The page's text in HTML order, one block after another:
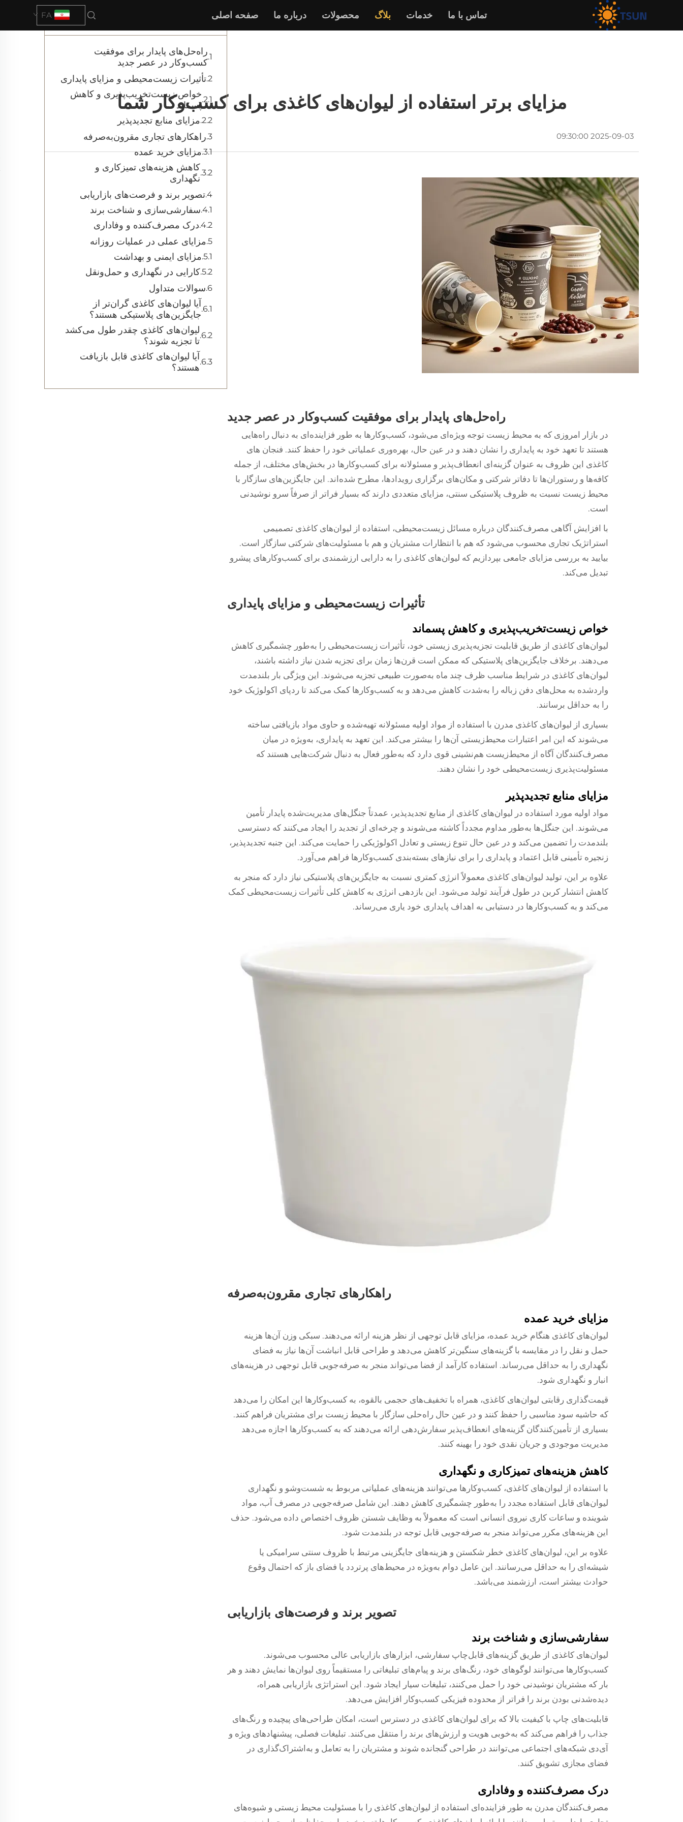
صفحه اصلی درباره ما محصولات بلاگ خدمات تماس با ما FA
مزایای برتر استفاده از لیوان‌های کاغذی برای کسب‌وکار شما
2025-09-03 09:30:00
راه‌حل‌های پایدار برای موفقیت کسب‌وکار در عصر جدید
در بازار امروزی که به محیط زیست توجه ویژه‌ای می‌شود، کسب‌وکارها به طور فزاینده‌ای به دنبال راه‌هایی
هستند تا تعهد خود به پایداری را نشان دهند و در عین حال، بهره‌وری عملیاتی خود را حفظ کنند. فنجان های
کاغذی این ظروف به عنوان گزینه‌ای انعطاف‌پذیر و مسئولانه برای کسب‌وکارها در بخش‌های مختلف، از جمله
کافه‌ها و رستوران‌ها تا دفاتر شرکتی و مکان‌های برگزاری رویدادها، مطرح شده‌اند. این جایگزین‌های سازگار با
محیط زیست نسبت به ظروف پلاستیکی سنتی، مزایای متعددی دارند که بسیار فراتر از صرفاً سرو نوشیدنی
است.
با افزایش آگاهی مصرف‌کنندگان درباره مسائل زیست‌محیطی، استفاده از لیوان‌های کاغذی تصمیمی
استراتژیک تجاری محسوب می‌شود که هم با انتظارات مشتریان و هم با مسئولیت‌های شرکتی سازگار است.
بیایید به بررسی مزایای جامعی بپردازیم که لیوان‌های کاغذی را به دارایی ارزشمندی برای کسب‌وکارهای پیشرو
تبدیل می‌کند.
تأثیرات زیست‌محیطی و مزایای پایداری
خواص زیست‌تخریب‌پذیری و کاهش پسماند
لیوان‌های کاغذی از طریق قابلیت تجزیه‌پذیری زیستی خود، تأثیرات زیست‌محیطی را به‌طور چشمگیری کاهش
می‌دهند. برخلاف جایگزین‌های پلاستیکی که ممکن است قرن‌ها زمان برای تجزیه شدن نیاز داشته باشند،
لیوان‌های کاغذی در شرایط مناسب ظرف چند ماه به‌صورت طبیعی تجزیه می‌شوند. این ویژگی بار بلندمدت
واردشده به محل‌های دفن زباله را به‌شدت کاهش می‌دهد و به کسب‌وکارها کمک می‌کند تا ردپای اکولوژیک خود
را به حداقل برسانند.
بسیاری از لیوان‌های کاغذی مدرن با استفاده از مواد اولیه مسئولانه تهیه‌شده و حاوی مواد بازیافتی ساخته
می‌شوند که این امر اعتبارات محیط‌زیستی آن‌ها را بیشتر می‌کند. این تعهد به پایداری، به‌ویژه در میان
مصرف‌کنندگان آگاه از محیط‌زیست هم‌نشینی قوی دارد که به‌طور فعال به دنبال شرکت‌هایی هستند که
مسئولیت‌پذیری زیست‌محیطی خود را نشان دهند.
مزایای منابع تجدیدپذیر
مواد اولیه مورد استفاده در لیوان‌های کاغذی از منابع تجدیدپذیر، عمدتاً جنگل‌های مدیریت‌شده پایدار تأمین
می‌شوند. این جنگل‌ها به‌طور مداوم مجدداً کاشته می‌شوند و چرخه‌ای از تجدید را ایجاد می‌کنند که دسترسی
بلندمدت را تضمین می‌کند و در عین حال تنوع زیستی و تعادل اکولوژیکی را حمایت می‌کند. این جنبه تجدیدپذیر،
زنجیره تأمینی قابل اعتماد و پایداری را برای نیازهای بسته‌بندی کسب‌وکارها فراهم می‌آورد.
علاوه بر این، تولید لیوان‌های کاغذی معمولاً انرژی کمتری نسبت به جایگزین‌های پلاستیکی نیاز دارد که منجر به
کاهش انتشار کربن در طول فرآیند تولید می‌شود. این بازدهی انرژی به کاهش کلی تأثیرات زیست‌محیطی کمک
می‌کند و به کسب‌وکارها در دستیابی به اهداف پایداری خود یاری می‌رساند.
راهکارهای تجاری مقرون‌به‌صرفه
مزایای خرید عمده
لیوان‌های کاغذی هنگام خرید عمده، مزایای قابل توجهی از نظر هزینه ارائه می‌دهند. سبکی وزن آن‌ها هزینه
حمل و نقل را در مقایسه با گزینه‌های سنگین‌تر کاهش می‌دهد و طراحی قابل انباشت آن‌ها نیاز به فضای
نگهداری را به حداقل می‌رساند. استفاده کارآمد از فضا می‌تواند منجر به صرفه‌جویی قابل توجهی در هزینه‌های
انبار و نگهداری شود.
قیمت‌گذاری رقابتی لیوان‌های کاغذی، همراه با تخفیف‌های حجمی بالقوه، به کسب‌وکارها این امکان را می‌دهد
که حاشیه سود مناسبی را حفظ کنند و در عین حال راه‌حلی سازگار با محیط زیست برای مشتریان فراهم کنند.
بسیاری از تأمین‌کنندگان گزینه‌های انعطاف‌پذیر سفارش‌دهی ارائه می‌دهند که به کسب‌وکارها اجازه می‌دهد
مدیریت موجودی و جریان نقدی خود را بهینه کنند.
کاهش هزینه‌های تمیزکاری و نگهداری
با استفاده از لیوان‌های کاغذی، کسب‌وکارها می‌توانند هزینه‌های عملیاتی مربوط به شست‌وشو و نگهداری
لیوان‌های قابل استفاده مجدد را به‌طور چشمگیری کاهش دهند. این شامل صرفه‌جویی در مصرف آب، مواد
شوینده و ساعات کاری نیروی انسانی است که معمولاً به وظایف شستن ظروف اختصاص داده می‌شود. حذف
این هزینه‌های مکرر می‌تواند منجر به صرفه‌جویی قابل توجه در بلندمدت شود.
علاوه بر این، لیوان‌های کاغذی خطر شکستن و هزینه‌های جایگزینی مرتبط با ظروف سنتی سرامیکی یا
شیشه‌ای را به حداقل می‌رسانند. این عامل دوام به‌ویژه در محیط‌های پرتردد یا فضای باز که احتمال وقوع
حوادث بیشتر است، ارزشمند می‌باشد.
تصویر برند و فرصت‌های بازاریابی
سفارشی‌سازی و شناخت برند
لیوان‌های کاغذی از طریق گزینه‌های قابل‌چاپ سفارشی، ابزارهای بازاریابی عالی محسوب می‌شوند.
کسب‌وکارها می‌توانند لوگوهای خود، رنگ‌های برند و پیام‌های تبلیغاتی را مستقیماً روی لیوان‌ها نمایش دهند و هر
بار که مشتریان نوشیدنی خود را حمل می‌کنند، تبلیغات سیار ایجاد شود. این استراتژی بازاریابی همراه،
دیده‌شدنی بودن برند را فراتر از محدوده فیزیکی کسب‌وکار افزایش می‌دهد.
قابلیت‌های چاپ با کیفیت بالا که برای لیوان‌های کاغذی در دسترس است، امکان طراحی‌های پیچیده و رنگ‌های
جذاب را فراهم می‌کند که به‌خوبی هویت و ارزش‌های برند را منتقل می‌کنند. تبلیغات فصلی، پیشنهادهای ویژه و
آی‌دی شبکه‌های اجتماعی می‌توانند در طراحی گنجانده شوند و مشتریان را به تعامل و به‌اشتراک‌گذاری در
فضای مجازی تشویق کنند.
درک مصرف‌کننده و وفاداری
مصرف‌کنندگان مدرن به طور فزاینده‌ای استفاده از لیوان‌های کاغذی را با مسئولیت محیط زیستی و شیوه‌های
فهرست مطالب
راه‌حل‌های پایدار برای موفقیت
کسب‌وکار در عصر جدید
تأثیرات زیست‌محیطی و مزایای پایداری
خواص زیست‌تخریب‌پذیری و کاهش
پسماند
مزایای منابع تجدیدپذیر
راهکارهای تجاری مقرون‌به‌صرفه
مزایای خرید عمده
کاهش هزینه‌های تمیزکاری و
نگهداری
تصویر برند و فرصت‌های بازاریابی
سفارشی‌سازی و شناخت برند
درک مصرف‌کننده و وفاداری
مزایای عملی در عملیات روزانه
مزایای ایمنی و بهداشت
کارایی در نگهداری و حمل‌ونقل
سوالات متداول
آیا لیوان‌های کاغذی گران‌تر از
جایگزین‌های پلاستیکی هستند؟
لیوان‌های کاغذی چقدر طول می‌کشد
تا تجزیه شوند؟
آیا لیوان‌های کاغذی قابل بازیافت
هستند؟